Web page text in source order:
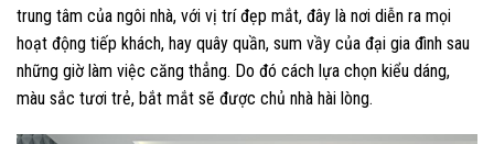
trung tâm của ngôi nhà, với vị trí đẹp mắt, đây là nơi diễn ra mọi
hoạt động tiếp khách, hay quây quần, sum vầy của đại gia đình sau
những giờ làm việc căng thẳng. Do đó cách lựa chọn kiểu dáng,
màu sắc tươi trẻ, bắt mắt sẽ được chủ nhà hài lòng.